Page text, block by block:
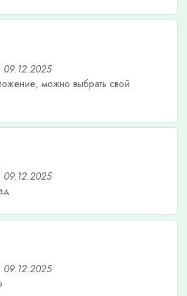
09.12.2025
можно выбрать свой
09.12.2025
09.12.2025